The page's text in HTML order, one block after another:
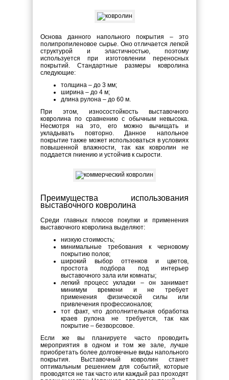
Основа данного напольного покрытия – это
полипропиленовое сырье. Оно отличается легкой
структурой и эластичностью, поэтому
используется при изготовлении переносных
покрытий. Стандартные размеры ковролина
следующие:
толщина – до 3 мм;
ширина – до 4 м;
длина рулона – до 60 м.
При этом, износостойкость выставочного
ковролина по сравнению с обычным невысока.
Несмотря на это, его можно вычищать и
укладывать повторно. Данное напольное
покрытие также может использоваться в условиях
повышенной влажности, так как ковролин не
поддается гниению и устойчив к сырости.
Преимущества использования
выставочного ковролина
Среди главных плюсов покупки и применения
выставочного ковролина выделяют:
низкую стоимость;
минимальные требования к черновому
покрытию полов;
широкий выбор оттенков и цветов,
простота подбора под интерьер
выставочного зала или комнаты;
легкий процесс укладки – он занимает
минимум времени и не требует
применения физической силы или
привлечения профессионалов;
тот факт, что дополнительная обработка
краев рулона не требуется, так как
покрытие – безворсовое.
Если же вы планируете часто проводить
мероприятия в одном и том же зале, лучше
приобретать более долговечные виды напольного
покрытия. Выставочный ковролин станет
оптимальным решением для событий, которые
проводятся не так часто или каждый раз проходят